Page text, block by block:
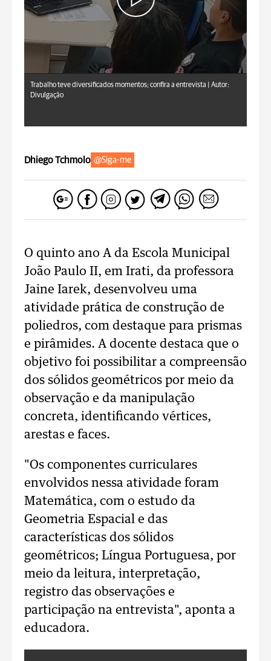
Trabalho teve diversificados momentos; confira a entrevista |
Autor:
Divulgação
Dhiego Tchmolo @Siga-me
O quinto ano A da Escola Municipal
João Paulo II, em Irati, da professora
Jaine Iarek, desenvolveu uma
atividade prática de construção de
poliedros, com destaque para prismas
e pirâmides. A docente destaca que o
objetivo foi possibilitar a compreensão
dos sólidos geométricos por meio da
observação e da manipulação
concreta, identificando vértices,
arestas e faces.
"Os componentes curriculares
envolvidos nessa atividade foram
Matemática, com o estudo da
Geometria Espacial e das
características dos sólidos
geométricos; Língua Portuguesa, por
meio da leitura, interpretação,
registro das observações e
participação na entrevista", aponta a
educadora.